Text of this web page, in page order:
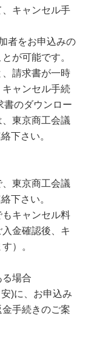
、キャンセル手
者をお申込みの
が可能です。
請求書が一時
ャンセル手続
書のダウンロー
東京商工会議
下さい。
、東京商工会議
下さい。
もキャンセル料
金確認後、キ
）。
場合
)に、お申込み
手続きのご案